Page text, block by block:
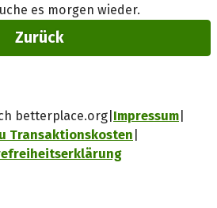
es morgen wieder.
Zurück
betterplace.org Impressum
Transaktionskosten